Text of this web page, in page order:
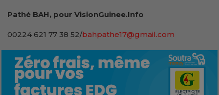
Pathé BAH, pour VisionGuinee.Info
00224 621 77 38 52/bahpathe17@gmail.com